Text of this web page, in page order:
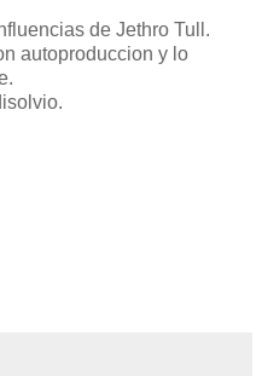
de Jethro Tull.
autoproduccion y lo